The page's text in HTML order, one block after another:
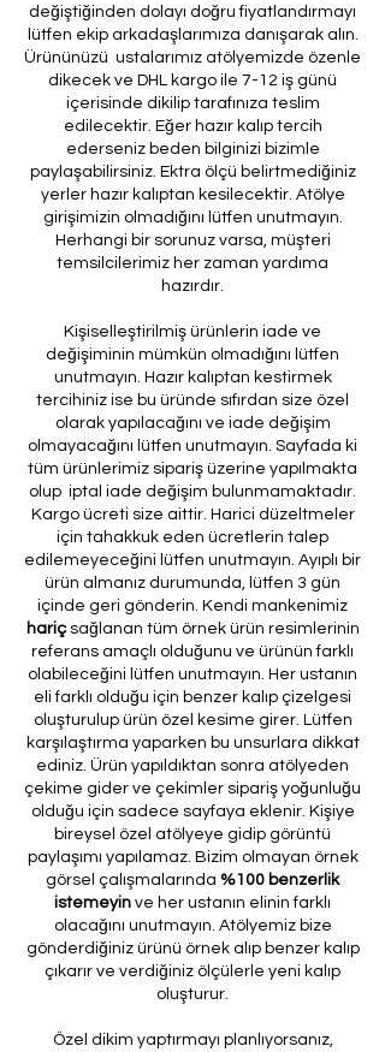
değiştiğinden dolayı doğru fiyatlandırmayı
lütfen ekip arkadaşlarımıza danışarak alın.
Ürününüzü ustalarımız atölyemizde özenle
dikecek ve DHL kargo ile 7-12 iş günü
içerisinde dikilip tarafınıza teslim
edilecektir. Eğer hazır kalıp tercih
ederseniz beden bilginizi bizimle
paylaşabilirsiniz. Ektra ölçü belirtmediğiniz
yerler hazır kalıptan kesilecektir. Atölye
girişimizin olmadığını lütfen unutmayın.
Herhangi bir sorunuz varsa, müşteri
temsilcilerimiz her zaman yardıma
hazırdır.
Kişiselleştirilmiş ürünlerin iade ve
değişiminin mümkün olmadığını lütfen
unutmayın. Hazır kalıptan kestirmek
tercihiniz ise bu üründe sıfırdan size özel
olarak yapılacağını ve iade değişim
olmayacağını lütfen unutmayın. Sayfada ki
tüm ürünlerimiz sipariş üzerine yapılmakta
olup iptal iade değişim bulunmamaktadır.
Kargo ücreti size aittir. Harici düzeltmeler
için tahakkuk eden ücretlerin talep
edilemeyeceğini lütfen unutmayın. Ayıplı bir
ürün almanız durumunda, lütfen 3 gün
içinde geri gönderin. Kendi mankenimiz
hariçsağlanan tüm örnek ürün resimlerinin
referans amaçlı olduğunu ve ürünün farklı
olabileceğini lütfen unutmayın. Her ustanın
eli farklı olduğu için benzer kalıp çizelgesi
oluşturulup ürün özel kesime girer. Lütfen
karşılaştırma yaparken bu unsurlara dikkat
ediniz. Ürün yapıldıktan sonra atölyeden
çekime gider ve çekimler sipariş yoğunluğu
olduğu için sadece sayfaya eklenir. Kişiye
bireysel özel atölyeye gidip görüntü
paylaşımı yapılamaz. Bizim olmayan örnek
görsel çalışmalarında %100 benzerlik
istemeyin ve her ustanın elinin farklı
olacağını unutmayın. Atölyemiz bize
gönderdiğiniz ürünü örnek alıp benzer kalıp
çıkarır ve verdiğiniz ölçülerle yeni kalıp
oluşturur.
Özel dikim yaptırmayı planlıyorsanız,